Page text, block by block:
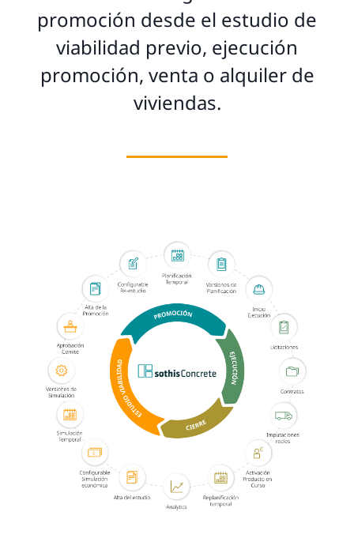
promoción desde el estudio de
viabilidad previo, ejecución
promoción, venta o alquiler de
viviendas.